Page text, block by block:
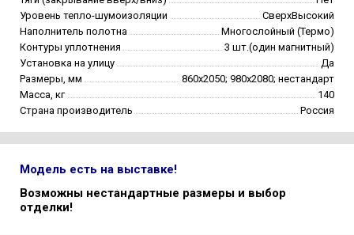
Уровень тепло-шумоизоляции
СверхВысокий
Наполнитель полотна
Многослойный (Термо)
Контуры уплотнения
3 шт.(один магнитный)
Установка на улицу
Да
Размеры, мм
860х2050; 980х2080; нестандарт
Масса, кг
140
Страна производитель
Россия
Модель есть на выставке!
Возможны нестандартные размеры и выбор
отделки!